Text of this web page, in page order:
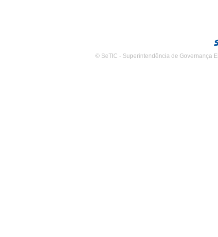
© SeTIC - Superintendência de Governança